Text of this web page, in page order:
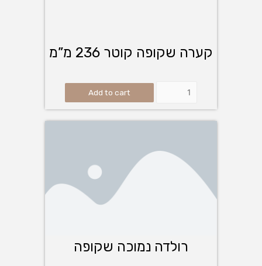
קערה שקופה קוטר 236 מ”מ
Add to cart
רולדה נמוכה שקופה